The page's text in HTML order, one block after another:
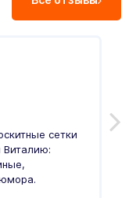
сетки
Виталию: